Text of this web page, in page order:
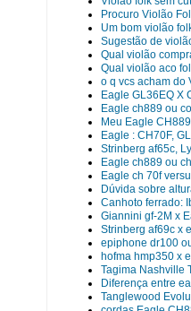
Procuro Violão
Um bom violão
Sugestão de
Qual violão
Qual violão aco
o q vcs acham do
Eagle GL36EQ X
Eagle ch889 ou
Meu Eagle
Eagle : CH70F,
Strinberg af65c,
Eagle ch889 ou
Eagle ch 70f
Dúvida sobre
Canhoto ferrado:
Giannini gf-2M x
Strinberg af69c x
epiphone dr100
hofma hmp350 x
Tagima Nashville
Diferença entre
Tanglewood